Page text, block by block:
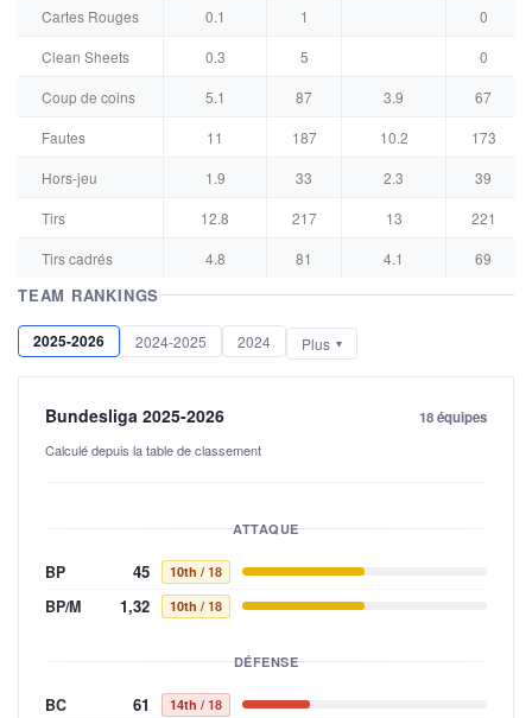
Cartes Rouges
0.1 1
0
Clean Sheets
0.3 5
0
Coup de coins
5.1 87 3.9
67
Fautes
11 187 10.2
173
Hors-jeu
1.9 33 2.3
39
Tirs
12.8 217 13
221
Tirs cadrés
4.8 81 4.1 69
TEAM RANKINGS
2025-2026 2024-2025 2024 Plus
Bundesliga 2025-2026
Calculé depuis la table de classement
18 équipes
ATTAQUE
BP 45 10th / 18
BP/M 1,32 10th / 18
DÉFENSE
BC 61 14th / 18